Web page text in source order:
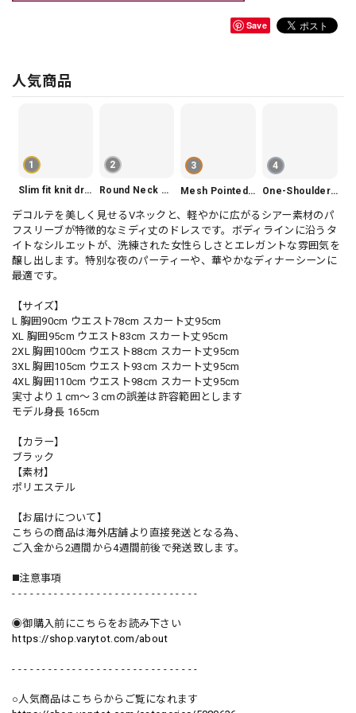
Save
人気商品
1
Slim fit knit dress(3color) V1330
2
Round Neck Tiered Sleeveless Dress V2290
3
Mesh Pointed Toe Pumps V165
4
One-Shoulder Slim-Fit Flattering Mermaid Skirt Dress V2295
デコルテを美しく見せるVネックと、軽やかに広がるシアー素材のパ
フスリーブが特徴的なミディ丈のドレスです。ボディラインに沿うタ
イトなシルエットが、洗練された女性らしさとエレガントな雰囲気を
醸し出します。特別な夜のパーティーや、華やかなディナーシーンに
最適です。
【サイズ】
L 胸囲90cm ウエスト78cm スカート丈95cm
XL 胸囲95cm ウエスト83cm スカート丈95cm
2XL 胸囲100cm ウエスト88cm スカート丈95cm
3XL 胸囲105cm ウエスト93cm スカート丈95cm
4XL 胸囲110cm ウエスト98cm スカート丈95cm
実寸より１cm〜３cmの誤差は許容範囲とします
モデル身長 165cm
【カラー】
ブラック
【素材】
ポリエステル
【お届けについて】
こちらの商品は海外店舗より直接発送となる為、
ご入金から2週間から4週間前後で発送致します。
◼️注意事項
- - - - - - - - - - - - - - - - - - - - - - - - - - - - - - -
◉御購入前にこちらをお読み下さい
https://shop.varytot.com/about
- - - - - - - - - - - - - - - - - - - - - - - - - - - - - - -
○人気商品はこちらからご覧になれます